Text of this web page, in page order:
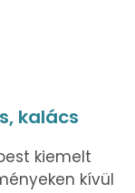
kalács
kiemelt
kívül